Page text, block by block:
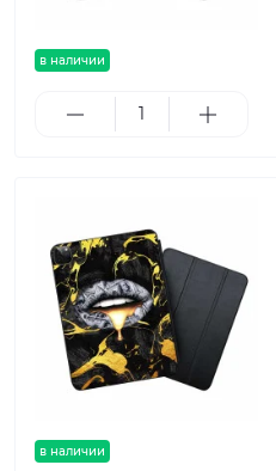
в наличии
в наличии